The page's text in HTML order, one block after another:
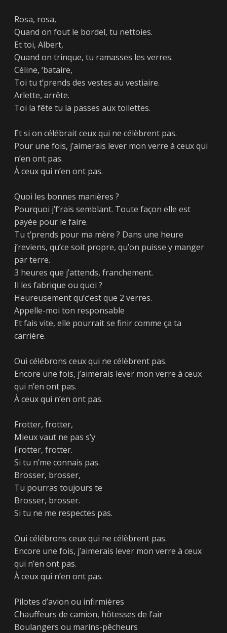
Rosa, rosa,
Quand on fout le bordel, tu nettoies.
Et toi, Albert,
Quand on trinque, tu ramasses les verres.
Céline, ‘bataire,
Toi tu t’prends des vestes au vestiaire.
Arlette, arrête.
Toi la fête tu la passes aux toilettes.
Et si on célébrait ceux qui ne célèbrent pas.
Pour une fois, j’aimerais lever mon verre à ceux qui
n’en ont pas.
À ceux qui n’en ont pas.
Quoi les bonnes manières ?
Pourquoi j’f’rais semblant. Toute façon elle est
payée pour le faire.
Tu t’prends pour ma mère ? Dans une heure
j’reviens, qu’ce soit propre, qu’on puisse y manger
par terre.
3 heures que j’attends, franchement.
Il les fabrique ou quoi ?
Heureusement qu’c’est que 2 verres.
Appelle-moi ton responsable
Et fais vite, elle pourrait se finir comme ça ta
carrière.
Oui célébrons ceux qui ne célèbrent pas.
Encore une fois, j’aimerais lever mon verre à ceux
qui n’en ont pas.
À ceux qui n’en ont pas.
Frotter, frotter,
Mieux vaut ne pas s’y
Frotter, frotter.
Si tu n’me connais pas.
Brosser, brosser,
Tu pourras toujours te
Brosser, brosser.
Si tu ne me respectes pas.
Oui célébrons ceux qui ne célèbrent pas.
Encore une fois, j’aimerais lever mon verre à ceux
qui n’en ont pas.
À ceux qui n’en ont pas.
Pilotes d’avion ou infirmières
Chauffeurs de camion, hôtesses de l’air
Boulangers ou marins-pêcheurs